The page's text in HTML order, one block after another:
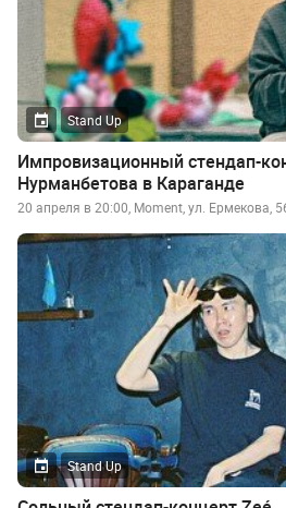
Stand Up
Импровизационный стендап-
Нурманбетова в Караганде
20 апреля в 20:00, Moment, ул. Ермекова,
Stand Up